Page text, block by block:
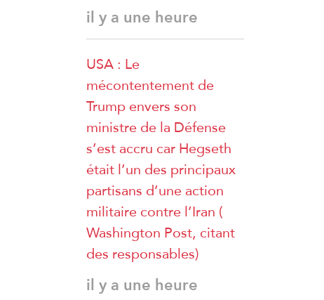
il y a une heure
USA : Le
mécontentement de
Trump envers son
ministre de la Défense
s’est accru car Hegseth
était l’un des principaux
partisans d’une action
militaire contre l’Iran (
Washington Post, citant
des responsables)
il y a une heure